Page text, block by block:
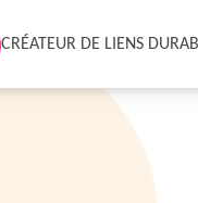
CRÉATEUR DE LIENS